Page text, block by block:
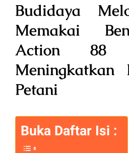
Budidaya
Memakai
Action 88
Meningkatkan
Petani
Buka Daftar Isi :